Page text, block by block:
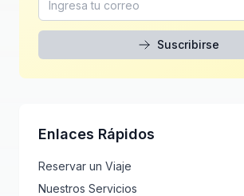
Suscribirse
Enlaces Rápidos
Reservar un Viaje
Nuestros Servicios